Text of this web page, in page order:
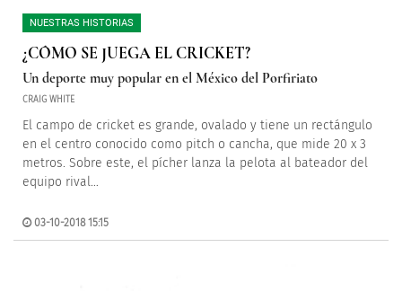
NUESTRAS HISTORIAS
¿CÓMO SE JUEGA EL CRICKET?
Un deporte muy popular en el México del Porfiriato
CRAIG WHITE
El campo de cricket es grande, ovalado y tiene un rectángulo
en el centro conocido como pitch o cancha, que mide 20 x 3
metros. Sobre este, el pícher lanza la pelota al bateador del
equipo rival…
03-10-2018 15:15